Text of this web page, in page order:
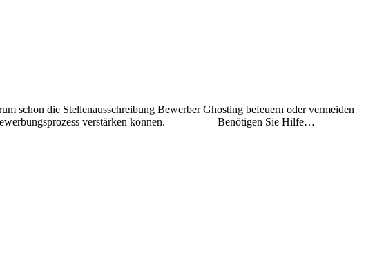
schon die Stellenausschreibung Bewerber Ghosting befeuern oder vermeiden
im Bewerbungsprozess verstärken können. Benötigen Sie Hilfe…